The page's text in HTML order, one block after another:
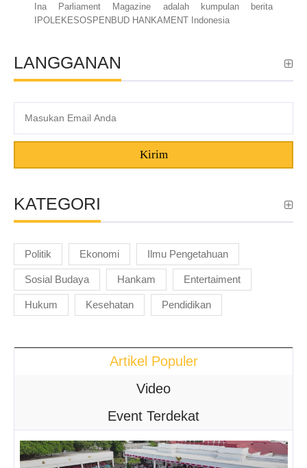
Ina Parliament Magazine adalah kumpulan berita
IPOLEKESOSPENBUD HANKAMENT Indonesia
LANGGANAN
Kirim
KATEGORI
Politik Ekonomi Ilmu Pengetahuan
Sosial Budaya Hankam Entertaiment
Hukum Kesehatan Pendidikan
Artikel Populer
Video
Event Terdekat